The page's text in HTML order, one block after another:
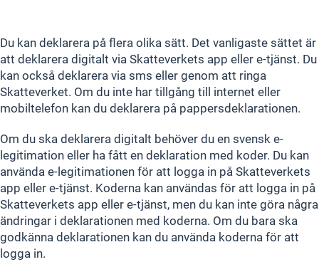
Du kan deklarera på flera olika sätt. Det vanligaste sättet är
att deklarera digitalt via Skatteverkets app eller e-tjänst. Du
kan också deklarera via sms eller genom att ringa
Skatteverket. Om du inte har tillgång till internet eller
mobiltelefon kan du deklarera på pappersdeklarationen.
Om du ska deklarera digitalt behöver du en svensk e-
legitimation eller ha fått en deklaration med koder. Du kan
använda e-legitimationen för att logga in på Skatteverkets
app eller e-tjänst. Koderna kan användas för att logga in på
Skatteverkets app eller e-tjänst, men du kan inte göra några
ändringar i deklarationen med koderna. Om du bara ska
godkänna deklarationen kan du använda koderna för att
logga in.